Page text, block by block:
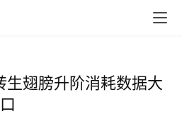
翅膀升阶消耗数据大